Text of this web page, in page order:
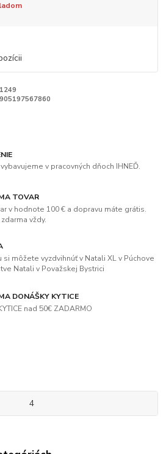
v pracovných dňoch IHNEĎ.
TOVAR
v hodnote 100 € a dopravu máte grátis.
vždy.
si môžete vyzdvihnúť v Natali XL v Púchove
Natali v Považskej Bystrici
DONÁŠKY KYTICE
nad 50€ ZADARMO
4